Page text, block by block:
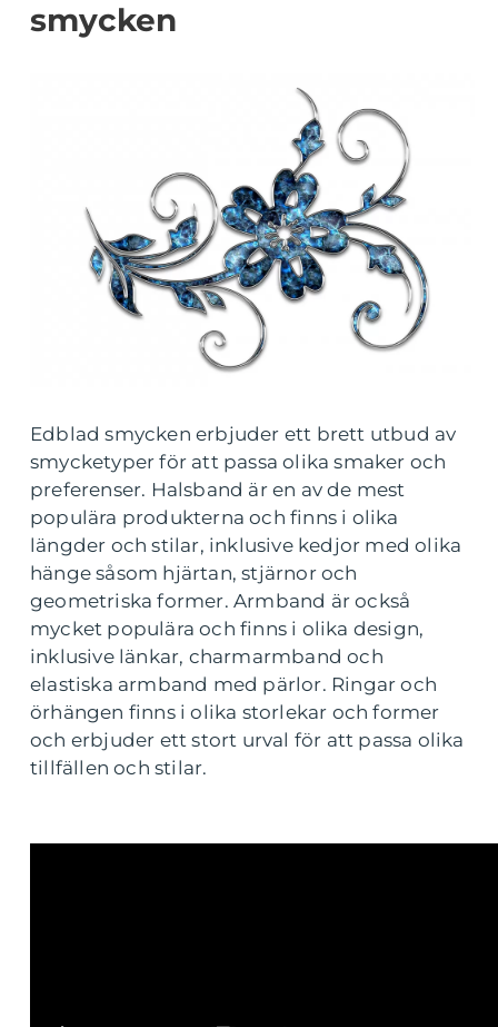
smycken
Edblad smycken erbjuder ett brett utbud av
smycketyper för att passa olika smaker och
preferenser. Halsband är en av de mest
populära produkterna och finns i olika
längder och stilar, inklusive kedjor med olika
hänge såsom hjärtan, stjärnor och
geometriska former. Armband är också
mycket populära och finns i olika design,
inklusive länkar, charmarmband och
elastiska armband med pärlor. Ringar och
örhängen finns i olika storlekar och former
och erbjuder ett stort urval för att passa olika
tillfällen och stilar.